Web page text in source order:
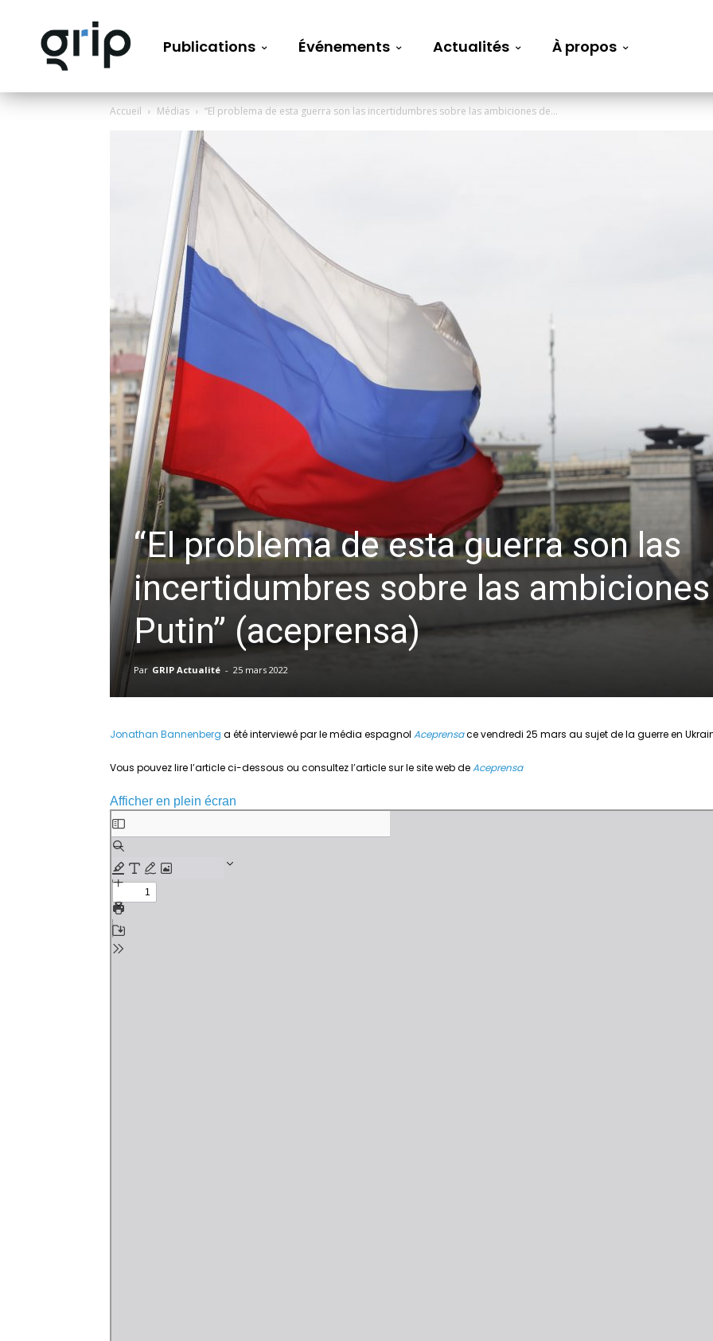
Publications Événements Actualités À propos
Accueil Médias “El problema de esta guerra son las incertidumbres sobre las ambiciones de...
“El problema de esta guerra son las
incertidumbres sobre las
Putin” (aceprensa)
Par GRIP Actualité - 25 mars 2022
Jonathan Bannenberg a été interviewé par le média espagnol Aceprensace vendredi 25 mars au sujet de la guerre en
Vous pouvez lire l’article ci-dessous ou consultez l’article sur le site web deAceprensa
Afficher en plein écran
Aller
au
contenu
PDF